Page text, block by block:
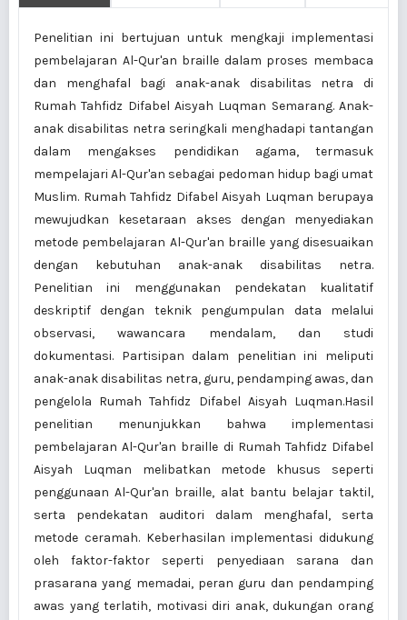
Penelitian ini bertujuan untuk mengkaji implementasi
pembelajaran Al-Qur'an braille dalam proses membaca
dan menghafal bagi anak-anak disabilitas netra di
Rumah Tahfidz Difabel Aisyah Luqman Semarang. Anak-
anak disabilitas netra seringkali menghadapi tantangan
dalam mengakses pendidikan agama, termasuk
mempelajari Al-Qur'an sebagai pedoman hidup bagi umat
Muslim. Rumah Tahfidz Difabel Aisyah Luqman berupaya
mewujudkan kesetaraan akses dengan menyediakan
metode pembelajaran Al-Qur'an braille yang disesuaikan
dengan kebutuhan anak-anak disabilitas netra.
Penelitian ini menggunakan pendekatan kualitatif
deskriptif dengan teknik pengumpulan data melalui
observasi, wawancara mendalam, dan studi
dokumentasi. Partisipan dalam penelitian ini meliputi
anak-anak disabilitas netra, guru, pendamping awas, dan
pengelola Rumah Tahfidz Difabel Aisyah Luqman.Hasil
penelitian menunjukkan bahwa implementasi
pembelajaran Al-Qur'an braille di Rumah Tahfidz Difabel
Aisyah Luqman melibatkan metode khusus seperti
penggunaan Al-Qur'an braille, alat bantu belajar taktil,
serta pendekatan auditori dalam menghafal, serta
metode ceramah. Keberhasilan implementasi didukung
oleh faktor-faktor seperti penyediaan sarana dan
prasarana yang memadai, peran guru dan pendamping
awas yang terlatih, motivasi diri anak, dukungan orang